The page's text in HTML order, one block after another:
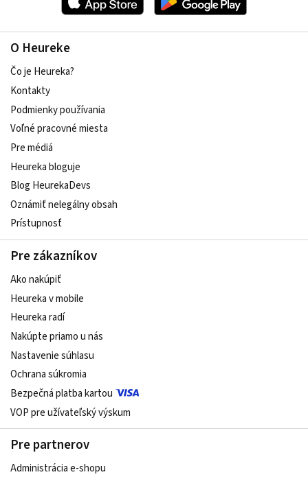
O Heureke
Čo je Heureka?
Kontakty
Podmienky používania
Voľné pracovné miesta
Pre médiá
Heureka bloguje
Blog HeurekaDevs
Oznámiť nelegálny obsah
Prístupnosť
Pre zákazníkov
Ako nakúpiť
Heureka v mobile
Heureka radí
Nakúpte priamo u nás
Nastavenie súhlasu
Ochrana súkromia
Bezpečná platba kartou
VOP pre užívateľský výskum
Pre partnerov
Administrácia e-shopu